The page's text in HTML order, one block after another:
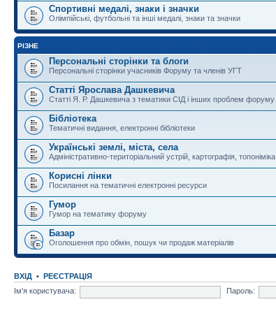
Спортивні медалі, знаки і значки
Олімпійські, футбольні та інші медалі, знаки та значки
РІЗНЕ
Персональні сторінки та блоги
Персональні сторінки учасників Форуму та членів УГТ
Статті Ярослава Дашкевича
Статті Я. Р. Дашкевича з тематики СІД і інших проблем форуму
Бібліотека
Тематичні видання, електронні бібліотеки
Українські землі, міста, села
Адміністративно-територіальний устрій, картографія, топоніміка
Корисні лінки
Посилання на тематичні електронні ресурси
Гумор
Гумор на тематику форуму
Базар
Оголошення про обмін, пошук чи продаж матеріалів
ВХІД • РЕЄСТРАЦІЯ
Ім'я користувача:
Пароль: